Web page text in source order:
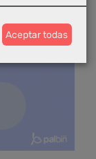
artículos
Aceptar todas